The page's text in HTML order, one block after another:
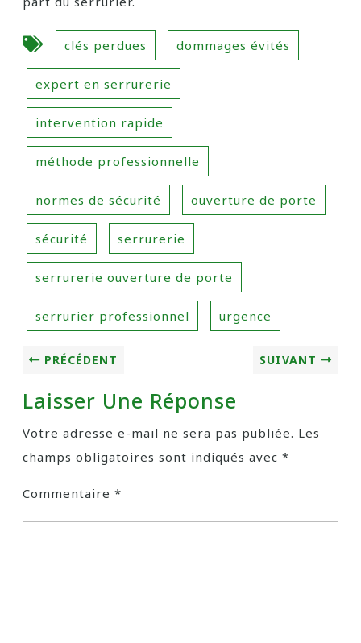
clés perdues dommages évités
expert en serrurerie
intervention rapide
méthode professionnelle
normes de sécurité ouverture de porte
sécurité serrurerie
serrurerie ouverture de porte
serrurier professionnel urgence
PRÉCÉDENT SUIVANT
Laisser Une Réponse
Votre adresse e-mail ne sera pas publiée. Les
champs obligatoires sont indiqués avec *
Commentaire *